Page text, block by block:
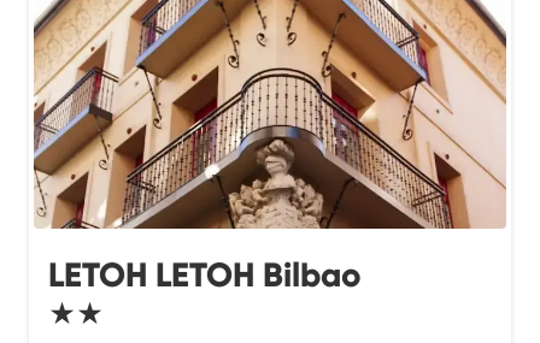
LETOH LETOH Bilbao
★★